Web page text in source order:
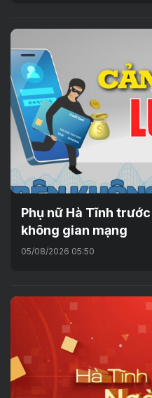
Phụ nữ Hà Tĩnh
không gian mạng
05/08/2026 05:50